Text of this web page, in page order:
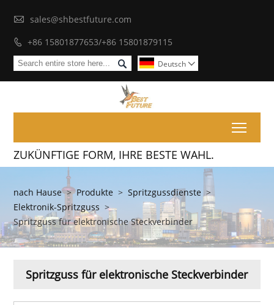
 sales@shbestfuture.com
 +86 15801877653/+86 15801879115
 Deutsch 
ZUKÜNFTIGE FORM, IHRE BESTE WAHL.
nach Hause > Produkte > Spritzgussdienste >
Elektronik-Spritzguss >
Spritzguss für elektronische Steckverbinder
Spritzguss für elektronische Steckverbinder